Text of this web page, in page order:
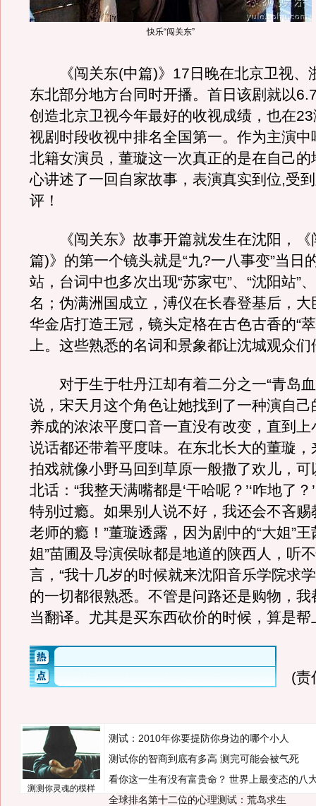
快乐“闯关东”
《闯关东(中篇)》17日晚在北京卫视、
东北部分地方台同时开播。首日该剧就以
创造北京卫视今年最好的收视成绩，也在
视剧时段收视中排名全国第一。作为主演中
北籍女演员，董璇这一次真正的是在自己的
心讲述了一回自家故事，表演真实到位,受
评！
《闯关东》故事开篇就发生在沈阳，《
篇)》的第一个镜头就是“九?一八事变”当日
站，台词中也多次出现“苏家屯”、“沈阳站”
名；伪满洲国成立，溥仪在长春登基后，大
华金店打造王冠，镜头定格在古色古香的“
上。这些熟悉的名词和景象都让沈城观众们
对于生于牡丹江却有着二分之一“青岛血
说，宋天月这个角色让她找到了一种演自己
养成的浓浓平度口音一直没有改变，直到上
说话都还带着平度味。在东北长大的董璇，
拍戏就像小野马回到草原一般撒了欢儿，可
北话：“我整天满嘴都是‘干哈呢？’‘咋地了
特别过瘾。如果别人说不好，我还会不吝赐
老师的瘾！”董璇透露，因为剧中的“大姐”王
姐”苗圃及导演侯咏都是地道的陕西人，听
言，“我十几岁的时候就来沈阳音乐学院求
的一切都很熟悉。不管是问路还是购物，我
当翻译。尤其是买东西砍价的时候，算是帮
(责
测测你灵魂的模样
测试：2010年你要提防你身边的哪个小人
测试你的智商到底有多高 测完可能会被气死
看你这一生有没有富贵命？ 世界上最变态的八
全球排名第十二位的心理测试：荒岛求生